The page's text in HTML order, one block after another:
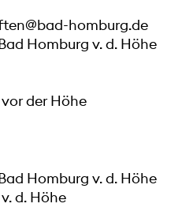
homburg.de
Homburg v. d. Höhe
der Höhe
Homburg v. d. Höhe
d. Höhe